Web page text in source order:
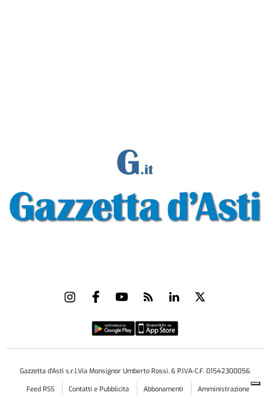
Gazzetta d'Asti s.r.l.Via Monsignor Umberto Rossi, 6 P.IVA-C.F. 01542300056
Feed RSS
Contatti e Pubblicità Abbonamenti
Amministrazione